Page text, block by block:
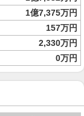
1億7,375万円
157万円
2,330万円
0万円